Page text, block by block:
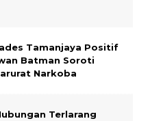
Tamanjaya Positif
Batman Soroti
Narkoba
Terlarang